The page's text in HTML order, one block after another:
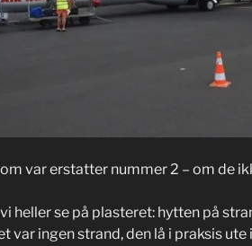
var erstatter nummer 2 – om de
heller se på plasteret: hytten på
var ingen strand, den lå i praksis ute